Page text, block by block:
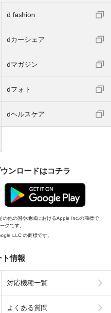
d fashion
dカーシェア
dマガジン
dフォト
dヘルスケア
ンロードはコチラ
他の国や地域におけるApple Inc.の商標で
クです。
LLC の商標です。
情報
対応機種一覧
よくある質問